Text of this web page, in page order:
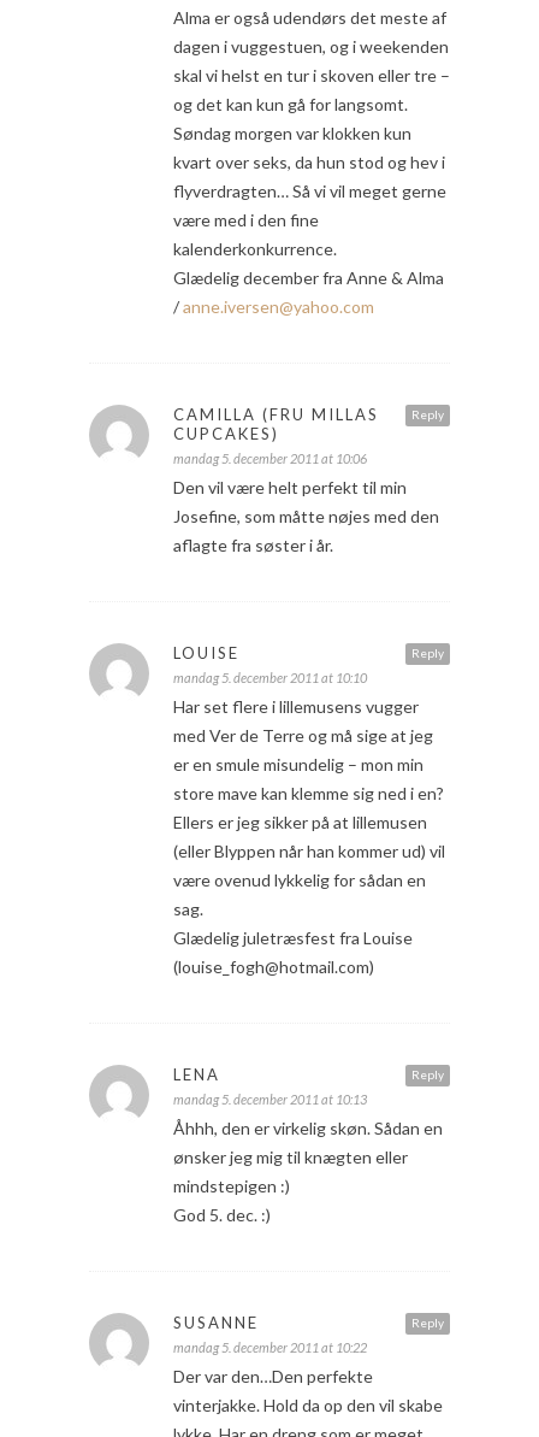
Alma er også udendørs det meste af
dagen i vuggestuen, og i weekenden
skal vi helst en tur i skoven eller tre –
og det kan kun gå for langsomt.
Søndag morgen var klokken kun
kvart over seks, da hun stod og hev i
flyverdragten… Så vi vil meget gerne
være med i den fine
kalenderkonkurrence.
Glædelig december fra Anne & Alma
/anne.iversen@yahoo.com
Reply
CAMILLA (FRU MILLAS
CUPCAKES)
mandag 5. december 2011 at 10:06
Den vil være helt perfekt til min
Josefine, som måtte nøjes med den
aflagte fra søster i år.
Reply
LOUISE
mandag 5. december 2011 at 10:10
Har set flere i lillemusens vugger
med Ver de Terre og må sige at jeg
er en smule misundelig – mon min
store mave kan klemme sig ned i en?
Ellers er jeg sikker på at lillemusen
(eller Blyppen når han kommer ud) vil
være ovenud lykkelig for sådan en
sag.
Glædelig juletræsfest fra Louise
(louise_fogh@hotmail.com)
Reply
LENA
mandag 5. december 2011 at 10:13
Åhhh, den er virkelig skøn. Sådan en
ønsker jeg mig til knægten eller
mindstepigen :)
God 5. dec. :)
Reply
SUSANNE
mandag 5. december 2011 at 10:22
Der var den…Den perfekte
vinterjakke. Hold da op den vil skabe